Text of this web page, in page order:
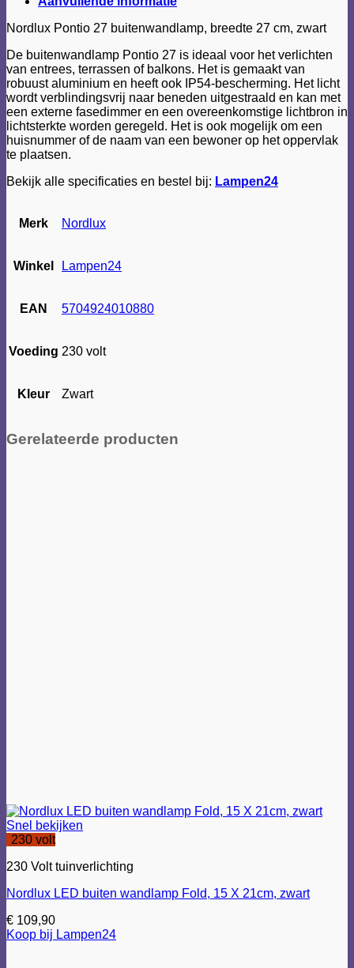
Nordlux Pontio 27 buitenwandlamp, breedte 27 cm, zwart
De buitenwandlamp Pontio 27 is ideaal voor het verlichten
van entrees, terrassen of balkons. Het is gemaakt van
robuust aluminium en heeft ook IP54-bescherming. Het licht
wordt verblindingsvrij naar beneden uitgestraald en kan met
een externe fasedimmer en een overeenkomstige lichtbron in
lichtsterkte worden geregeld. Het is ook mogelijk om een
huisnummer of de naam van een bewoner op het oppervlak
te plaatsen.
Bekijk alle specificaties en bestel bij: Lampen24
Merk Nordlux
Winkel Lampen24
EAN 5704924010880
Voeding 230 volt
Kleur Zwart
Gerelateerde producten
Snel bekijken
230 volt
230 Volt tuinverlichting
Nordlux LED buiten wandlamp Fold, 15 X 21cm, zwart
€ 109,90
Koop bij Lampen24